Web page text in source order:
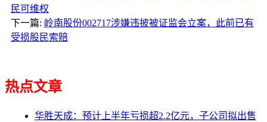
民可维权
下一篇: 岭南股份002717涉嫌违披被证监会立案，此前已有
受损股民索赔
热点文章
华胜天成：预计上半年亏损超2.2亿元，子公司拟出售